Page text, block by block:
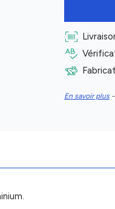
En savoir plus